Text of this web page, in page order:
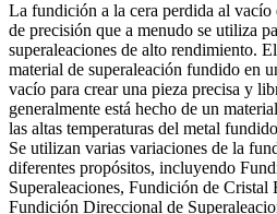
La fundición a la cera perdida al vacío
de precisión que a menudo se utiliza
superaleaciones de alto rendimiento.
material de superaleación fundido en
vacío para crear una pieza precisa y
generalmente está hecho de un
las altas temperaturas del metal
Se utilizan varias variaciones de la
diferentes propósitos, incluyendo
Superaleaciones, Fundición de Cristal
Fundición Direccional de